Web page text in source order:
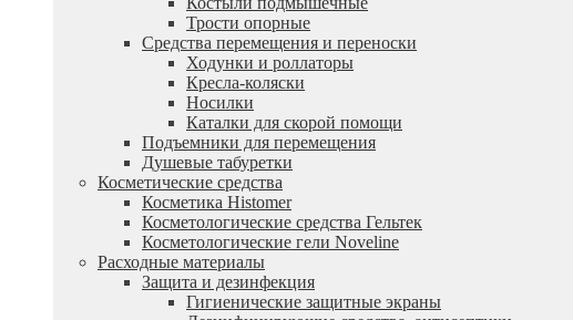
Трости опорные
Средства перемещения и переноски
Ходунки и роллаторы
Кресла-коляски
Носилки
Каталки для скорой помощи
Подъемники для перемещения
Душевые табуретки
Косметические средства
Косметика Histomer
Косметологические средства Гельтек
Косметологические гели Noveline
Расходные материалы
Защита и дезинфекция
Гигиенические защитные экраны